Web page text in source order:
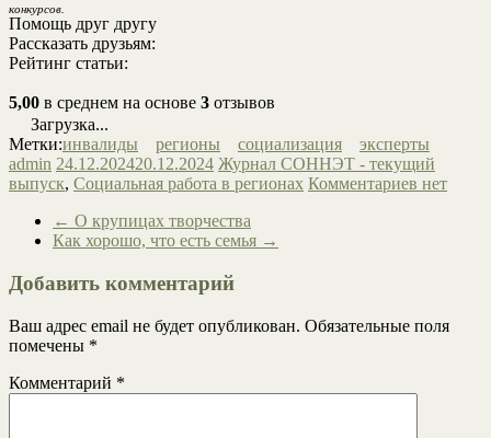
конкурсов.
Помощь друг другу
Рассказать друзьям:
Рейтинг статьи:
5,00 в среднем на основе 3 отзывов
Загрузка...
Метки:инвалиды регионы социализация
эксперты
admin 24.12.202420.12.2024 Журнал СОННЭТ - текущий
выпуск, Социальная работа в регионах Комментариев нет
← О крупицах творчества
Как хорошо, что есть семья →
Добавить комментарий
Ваш адрес email не будет опубликован. Обязательные поля
помечены *
Комментарий *